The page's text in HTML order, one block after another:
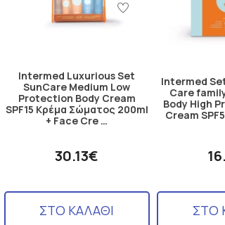
Intermed Luxurious Set
SunCare Medium Low
Protection Body Cream
SPF15 Κρέμα Σώματος 200ml
+ Face Cre …
30.13€
ΣΤΟ ΚΑΛΑΘΙ
Intermed
Care
Body High
Cream
ΣΤΟ